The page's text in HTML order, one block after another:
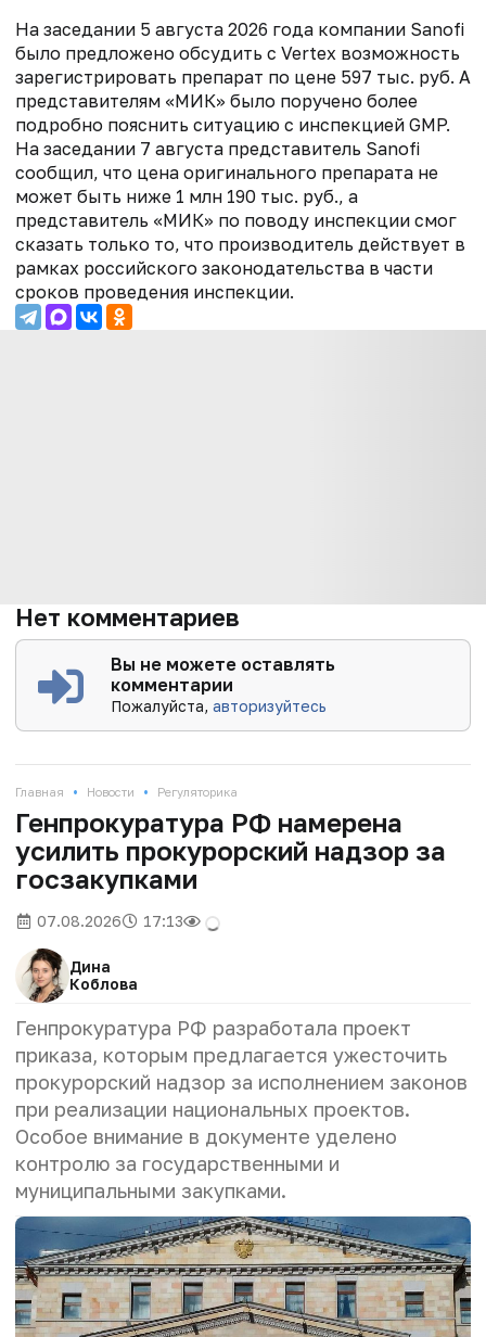
На заседании 5 августа 2026 года компании Sanofi
было предложено обсудить с Vertex возможность
зарегистрировать препарат по цене 597 тыс. руб. А
представителям «МИК» было поручено более
подробно пояснить ситуацию с инспекцией GMP.
На заседании 7 августа представитель Sanofi
сообщил, что цена оригинального препарата не
может быть ниже 1 млн 190 тыс. руб., а
представитель «МИК» по поводу инспекции смог
сказать только то, что производитель действует в
рамках российского законодательства в части
сроков проведения инспекции.
Нет комментариев
Вы не можете оставлять
комментарии
Пожалуйста,авторизуйтесь
Главная • Новости • Регуляторика
Генпрокуратура РФ намерена
усилить прокурорский надзор за
госзакупками
07.08.2026 17:13
Дина
Коблова
Генпрокуратура РФ разработала проект
приказа, которым предлагается ужесточить
прокурорский надзор за исполнением законов
при реализации национальных проектов.
Особое внимание в документе уделено
контролю за государственными и
муниципальными закупками.